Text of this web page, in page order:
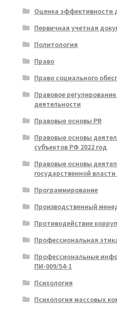
Оценка эффективности
Первичная учетная
Политология
Право
Право социального
Правовое
деятельности
Правовые основы PR
Правовые основы
субъектов РФ 2022 год
Правовые основы
государственной
Программирование
Производственный
Противодействие
Профессиональная
Профессиональные
ПИ-009/54-1
Психология
Психология массовых